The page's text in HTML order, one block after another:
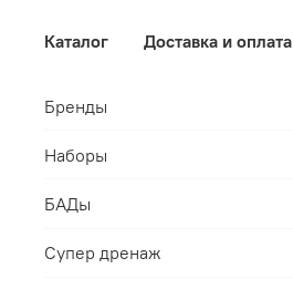
Каталог Доставка и оплата
Бренды
Наборы
БАДы
Супер дренаж